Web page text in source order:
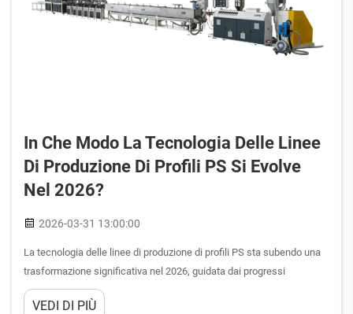
In Che Modo La Tecnologia Delle Linee
Di Produzione Di Profili PS Si Evolve
Nel 2026?
2026-03-31 13:00:00
La tecnologia delle linee di produzione di profili PS sta subendo una
trasformazione significativa nel 2026, guidata dai progressi
nell’automazione, nella scienza dei materiali e nei requisiti di
efficienza energetica. I produttori stanno implementando sistemi di
VEDI DI PIÙ